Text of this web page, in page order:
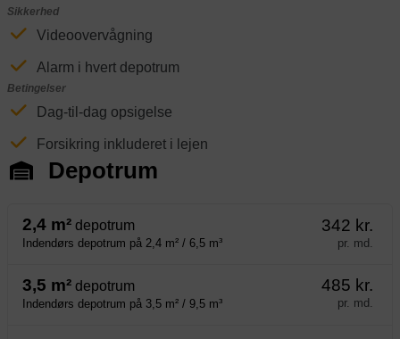
Sikkerhed
Videoovervågning
Alarm i hvert depotrum
Betingelser
Dag-til-dag opsigelse
Forsikring inkluderet i lejen
Depotrum
2,4 m² depotrum
Indendørs depotrum på 2,4 m² / 6,5 m³
342 kr.
pr. md.
3,5 m² depotrum
Indendørs depotrum på 3,5 m² / 9,5 m³
485 kr.
pr. md.